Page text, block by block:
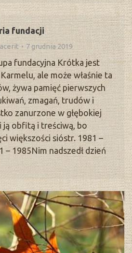
fundacji
7 grudnia 2019
fundacyjna Krótka jest
ale może właśnie ta
żywa pamięć pierwszych
zmagań, trudów i
zanurzone w głębokiej
ją obfitą i treściwą, bo
większości sióstr. 1981 –
– 1985Nim nadszedł dzień